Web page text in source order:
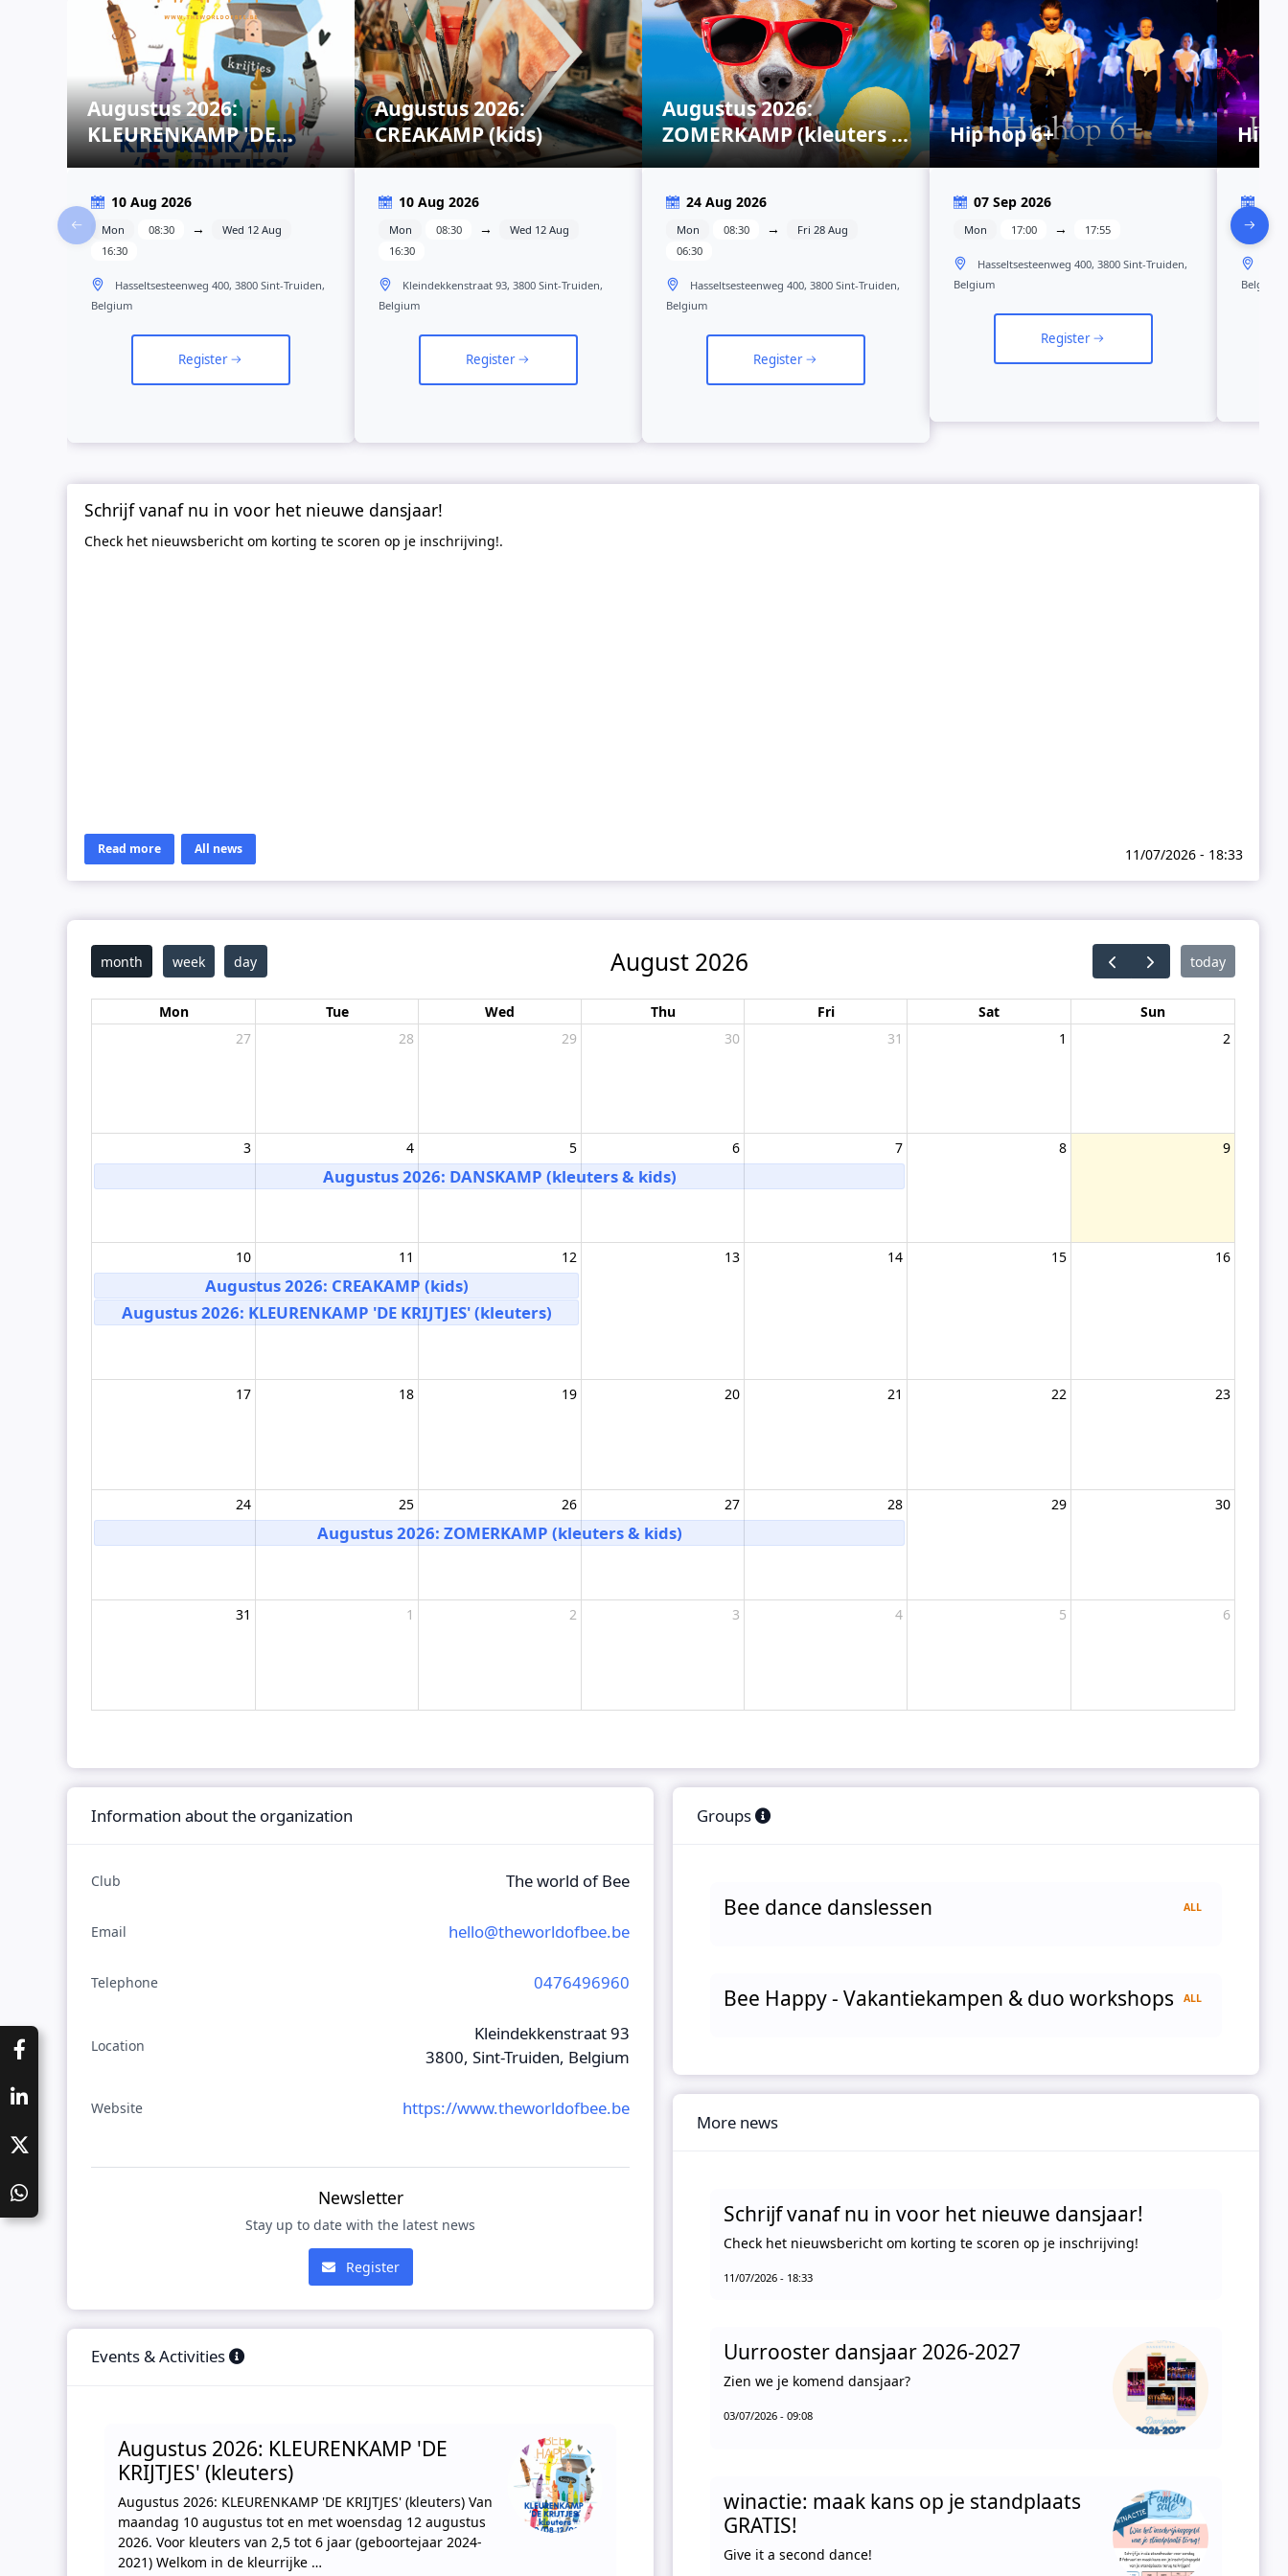
Augustus 2026:
KLEURENKAMP 'DE
KRIJTJES' (kleuters)
10 Aug 2026
Mon 08:30 →
Wed 12 Aug
16:30
Hasseltsesteenweg 400, 3800 Sint-Truiden,
Belgium
Register
Augustus 2026:
CREAKAMP (kids)
10 Aug 2026
Mon 08:30 →
Wed 12 Aug
16:30
Kleindekkenstraat 93, 3800 Sint-Truiden,
Belgium
Register
Augustus 2026:
ZOMERKAMP (kleuters &
kids)
24 Aug 2026
Mon 08:30 →
Fri 28 Aug
06:30
Hasseltsesteenweg 400, 3800 Sint-Truiden,
Belgium
Register
Hip hop 6+
07 Sep 2026
Mon 17:00 → 17:55
Hasseltsesteenweg 400, 3800 Sint-Truiden,
Belgium
Register
Hip
Mon
Belgium
Schrijf vanaf nu in voor het nieuwe dansjaar!
Check het nieuwsbericht om korting te scoren op je inschrijving!.
Read more All news 11/07/2026 - 18:33
month week day August 2026 today
Mon Tue Wed Thu Fri Sat
Sun
27
28 29 30 31 1 2
3
Augustus 2026: DANSKAMP (kleuters & kids)
4 5 6 7 8 9
10
Augustus 2026: CREAKAMP (kids)
Augustus 2026: KLEURENKAMP 'DE KRIJTJES' (kleuters)
11 12 13 14 15 16
17 18 19 20 21 22 23
24
Augustus 2026: ZOMERKAMP (kleuters & kids)
25 26 27 28 29 30
31 1 2 3 4 5 6
Information about the organization
Club The world of Bee
Email hello@theworldofbee.be
Telephone 0476496960
Location
Kleindekkenstraat 93
3800, Sint-Truiden, Belgium
Website https://www.theworldofbee.be
Newsletter
Stay up to date with the latest news
Register
Groups
ALL
Bee dance danslessen
ALL
Bee Happy - Vakantiekampen & duo workshops
More news
Schrijf vanaf nu in voor het nieuwe dansjaar!
Check het nieuwsbericht om korting te scoren op je inschrijving!
11/07/2026 - 18:33
Uurrooster dansjaar 2026-2027
Zien we je komend dansjaar?
03/07/2026 - 09:08
winactie: maak kans op je standplaats
GRATIS!
Give it a second dance!
Events & Activities
Augustus 2026: KLEURENKAMP 'DE
KRIJTJES' (kleuters)
Augustus 2026: KLEURENKAMP 'DE KRIJTJES' (kleuters) Van
maandag 10 augustus tot en met woensdag 12 augustus
2026. Voor kleuters van 2,5 tot 6 jaar (geboortejaar 2024-
2021) Welkom in de kleurrijke …